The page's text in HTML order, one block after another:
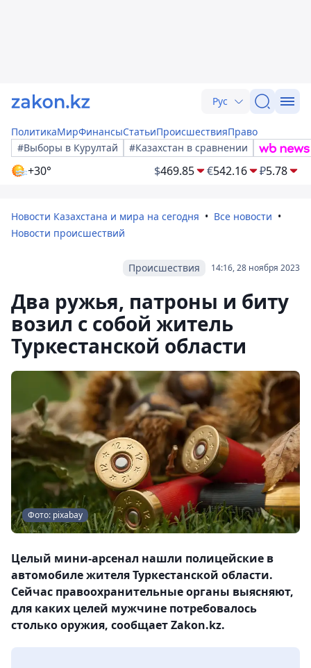
Рус
ПолитикаМирФинансыСтатьиПроисшествияПраво
#Выборы в Курултай
#Казахстан в сравнении
+30° $469.85 €542.16 ₽5.78
Новости Казахстана и мира на сегодня
Все новости
Новости происшествий
14:16, 28 ноября 2023
Происшествия
Два ружья, патроны и биту
возил с собой житель
Туркестанской области
Фото: pixabay
Целый мини-арсенал нашли полицейские в
автомобиле жителя Туркестанской области.
Сейчас правоохранительные органы выясняют,
для каких целей мужчине потребовалось
столько оружия, сообщает Zakon.kz.